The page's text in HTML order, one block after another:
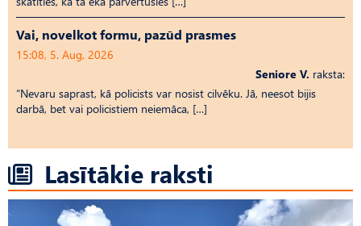
Vai, novelkot formu, pazūd prasmes
15:08, 5. Aug, 2026
Seniore V. raksta:
“Nevaru saprast, kā policists var nosist cilvēku. Jā, neesot bijis
darbā, bet vai policistiem neiemāca, […]
Lasītākie raksti